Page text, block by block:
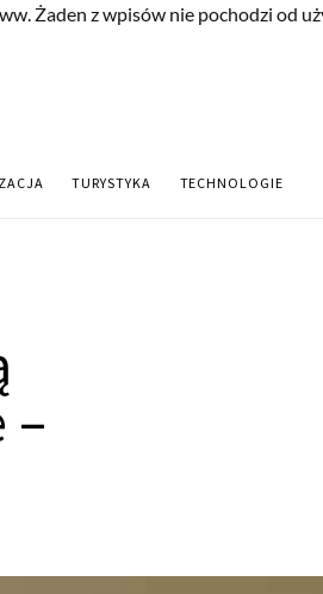
Żaden z wpisów nie pochodzi od
TURYSTYKA TECHNOLOGIE
–